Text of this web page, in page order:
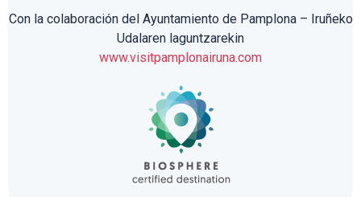
Con la colaboración del Ayuntamiento de Pamplona – Iruñeko
Udalaren laguntzarekin
www.visitpamplonairuna.com